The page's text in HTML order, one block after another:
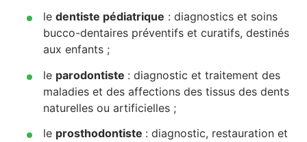
le dentiste pédiatrique : diagnostics et soins
bucco-dentaires préventifs et curatifs, destinés
aux enfants ;
le parodontiste : diagnostic et traitement des
maladies et des affections des tissus des dents
naturelles ou artificielles ;
le prosthodontiste : diagnostic, restauration et